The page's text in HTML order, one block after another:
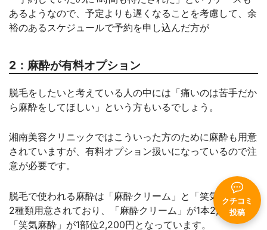
クチコミ
投稿
あるようなので、予定よりも遅くなることを考慮して、余
裕のあるスケジュールで予約を申し込んだ方が
2：麻酔が有料オプション
脱毛をしたいと考えている人の中には「痛いのは苦手だか
ら麻酔をしてほしい」という方もいるでしょう。
湘南美容クリニックではこういった方のために麻酔も用意
されていますが、有料オプション扱いになっているので注
意が必要です。
脱毛で使われる麻酔は「麻酔クリーム」と「笑気麻酔」の
2種類用意されており、「麻酔クリーム」が1本2,000円、
「笑気麻酔」が1部位2,200円となっています。